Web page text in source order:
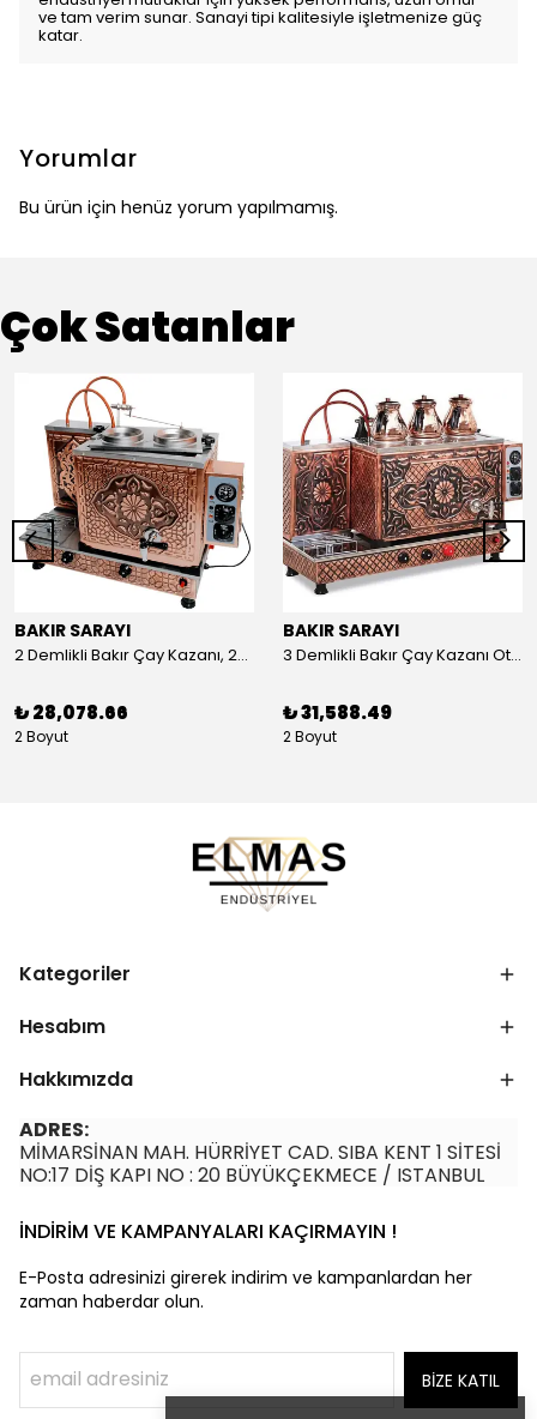
ve tam verim sunar. Sanayi tipi kalitesiyle işletmenize güç
katar.
Yorumlar
Bu ürün için henüz yorum yapılmamış.
Çok Satanlar
BAKIR SARAYI
2 Demlikli Bakır Çay Kazanı, 25 Litre
₺ 28,078.66
2 Boyut
BAKIR SARAYI
3 Demlikli Bakır Çay Kazanı Otomatik, 30 Litre
₺ 31,588.49
2 Boyut
Kategoriler
Hesabım
Hakkımızda
ADRES:
MİMARSİNAN MAH. HÜRRİYET CAD. SIBA KENT 1 SİTESİ
NO:17 DİŞ KAPI NO : 20 BÜYÜKÇEKMECE / ISTANBUL
İNDİRİM VE KAMPANYALARI KAÇIRMAYIN !
E-Posta adresinizi girerek indirim ve kampanlardan her
zaman haberdar olun.
BİZE KATIL